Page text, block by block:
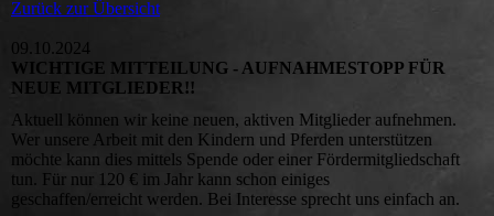
Zurück zur Übersicht
09.10.2024
WICHTIGE MITTEILUNG - AUFNAHMESTOPP FÜR
NEUE MITGLIEDER!!
Aktuell können wir keine neuen, aktiven Mitglieder aufnehmen.
Wer unsere Arbeit mit den Kindern und Pferden unterstützen
möchte kann dies mittels Spende oder einer Fördermitgliedschaft
tun. Für nur 120 € im Jahr kann schon einiges
geschaffen/erreicht werden. Bei Interesse sprecht uns einfach an.